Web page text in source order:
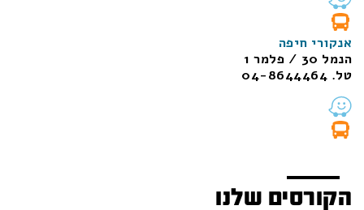
אנקורי חיפה
הנמל 30 / פלמר 1
טל. 04-8644464
הקורסים שלנו